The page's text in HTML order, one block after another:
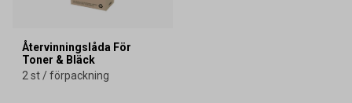
Återvinningslåda För
Toner & Bläck
2 st / förpackning